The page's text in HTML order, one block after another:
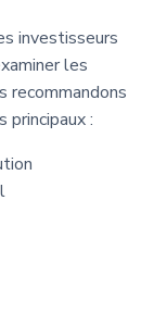
investisseurs
les
recommandons
principaux :